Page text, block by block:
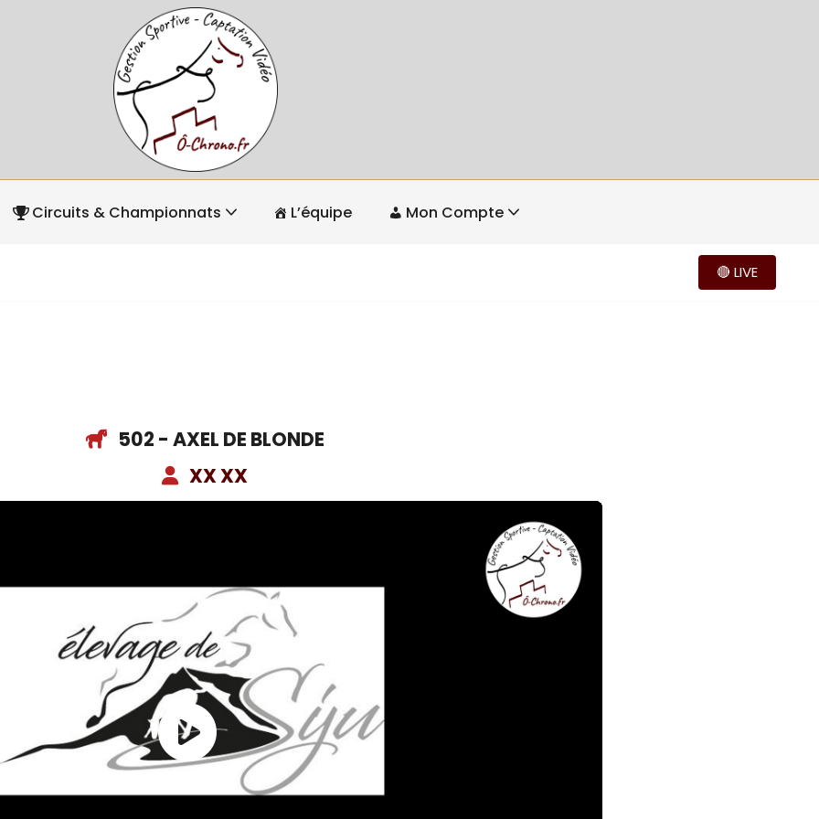
Circuits & Championnats L’équipe Mon Compte
🔴 LIVE
502 - AXEL DE BLONDE
XX XX